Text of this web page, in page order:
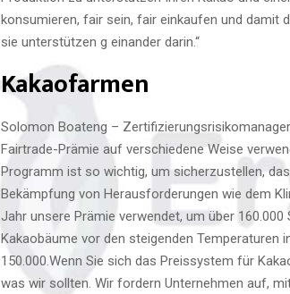
konsumieren, fair sein, fair einkaufen und damit
sie unterstützen g einander darin.“
Kakaofarmen
Solomon Boateng –
Fairtrade-Prämie auf verschiedene Weise
Programm ist so wichtig, um sicherzustellen,
Bekämpfung von Herausforderungen wie dem
Jahr unsere Prämie verwendet, um über
Kakaobäume vor den steigenden Temperaturen
150.000.Wenn Sie sich das Preissystem für
was wir sollten. Wir fordern Unternehmen auf,